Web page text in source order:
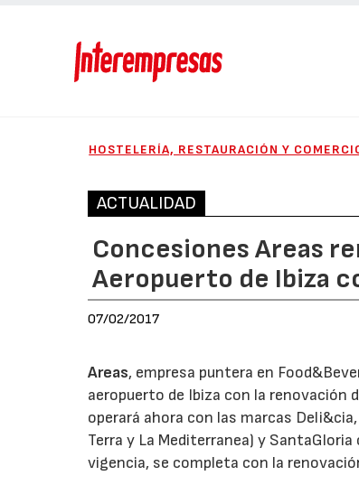
HOSTELERÍA, RESTAURACIÓN Y
ACTUALIDAD
Concesiones Areas
Aeropuerto de Ibiza
07/02/2017
Areas, empresa puntera en
aeropuerto de Ibiza con la renovación
operará ahora con las marcas
Terra y La Mediterranea) y
vigencia, se completa con la